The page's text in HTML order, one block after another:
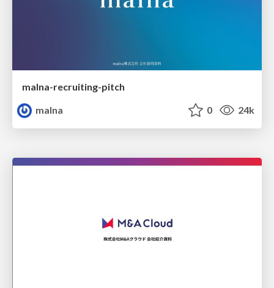
malna-recruiting-pitch
malna
0 24k